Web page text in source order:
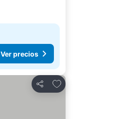
Ver precios
Compartir
Agregar a favoritos